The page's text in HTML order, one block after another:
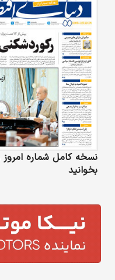
نسخه کامل شماره امروز
بخوانید